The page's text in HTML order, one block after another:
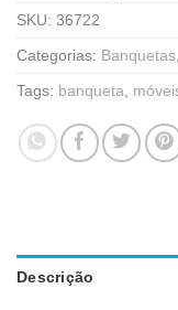
SKU: 36722
Categorias: Banquetas,
Tags: banqueta,
Descrição